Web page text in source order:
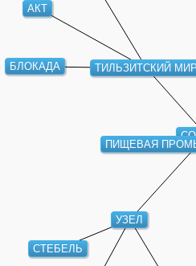
ТИЛЬЗИТСКИЙ
УЗЕЛ
ПИЩЕВАЯ
БЛОКАДА
АКТ
СТЕБЕЛЬ